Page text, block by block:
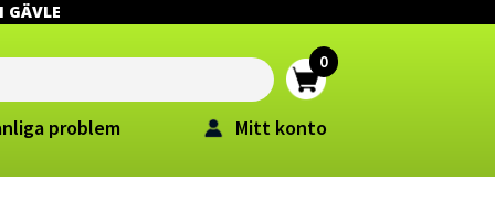
GÄVLE
problem Mitt konto